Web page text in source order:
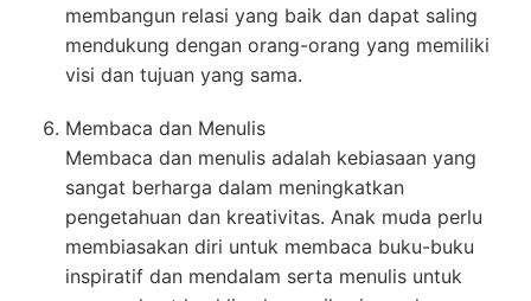
membangun relasi yang baik dan dapat saling
mendukung dengan orang-orang yang memiliki
visi dan tujuan yang sama.
Membaca dan Menulis
Membaca dan menulis adalah kebiasaan yang
sangat berharga dalam meningkatkan
pengetahuan dan kreativitas. Anak muda perlu
membiasakan diri untuk membaca buku-buku
inspiratif dan mendalam serta menulis untuk